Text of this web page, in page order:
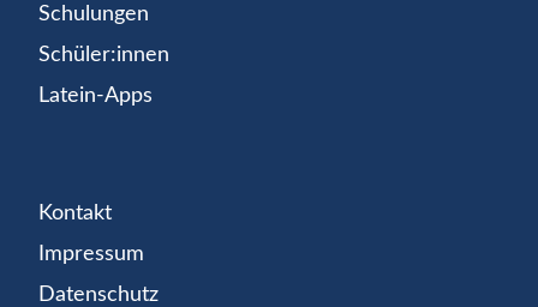
Schulungen
Schüler:innen
Latein-Apps
Kontakt
Impressum
Datenschutz